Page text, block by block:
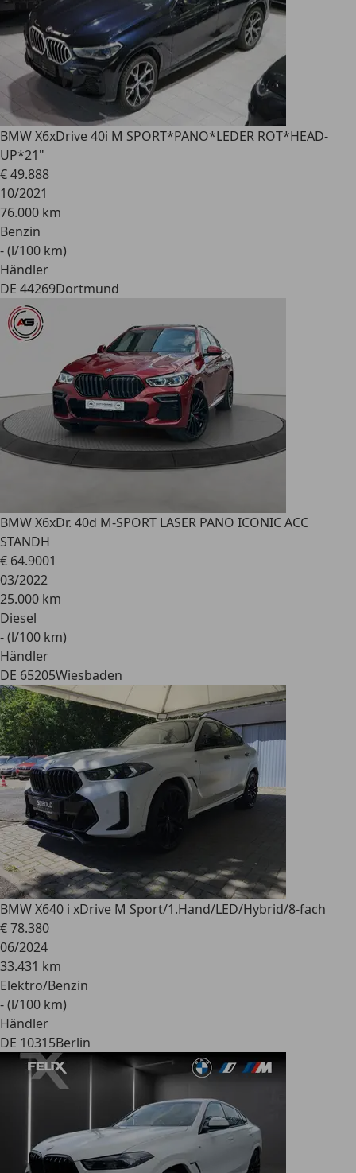
BMW X6xDrive 40i M SPORT*PANO*LEDER ROT*HEAD-
UP*21"
€ 49.888
10/2021
76.000 km
Benzin
- (l/100 km)
Händler
DE 44269Dortmund
BMW X6xDr. 40d M-SPORT LASER PANO ICONIC ACC
STANDH
€ 64.9001
03/2022
25.000 km
Diesel
- (l/100 km)
Händler
DE 65205Wiesbaden
BMW X640 i xDrive M Sport/1.Hand/LED/Hybrid/8-fach
€ 78.380
06/2024
33.431 km
Elektro/Benzin
- (l/100 km)
Händler
DE 10315Berlin